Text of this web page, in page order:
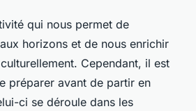
qui nous permet de
horizons et de nous enrichir
Cependant, il est
préparer avant de partir en
ci se déroule dans les